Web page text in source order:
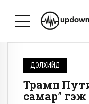
ДЭЛХИЙД
Трамп
самар”